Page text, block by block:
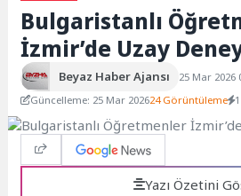
Bulgaristanlı
İzmir’de Uzay
Beyaz Haber Ajansı
25 Mar 2026
Güncelleme: 25 Mar 202624 Görüntüleme
Yazı Özetini